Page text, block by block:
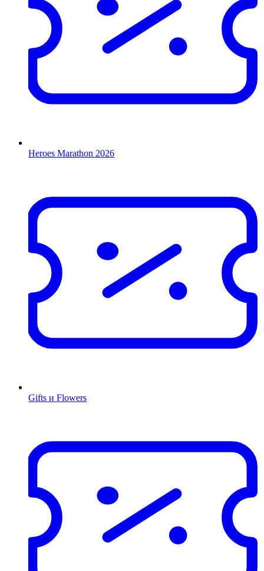
Heroes Marathon 2026
Gifts и Flowers